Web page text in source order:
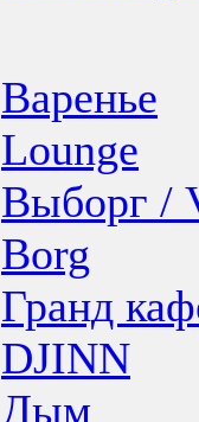
Варенье
Lounge
Выборг /
Borg
Гранд
DJINN
Дым